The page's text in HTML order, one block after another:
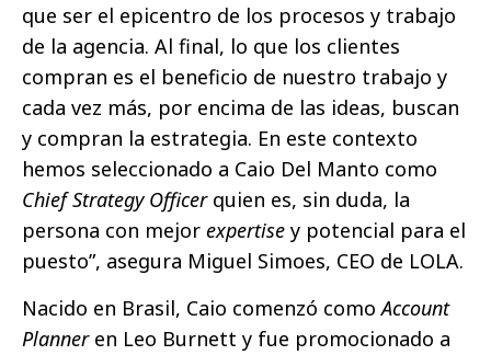
que ser el epicentro de los procesos y trabajo
de la agencia. Al final, lo que los clientes
compran es el beneficio de nuestro trabajo y
cada vez más, por encima de las ideas, buscan
y compran la estrategia. En este contexto
hemos seleccionado a Caio Del Manto como
Chief Strategy Officerquien es, sin duda, la
persona con mejor expertise y potencial para el
puesto”, asegura Miguel Simoes, CEO de LOLA.
Nacido en Brasil, Caio comenzó comoAccount
Planneren Leo Burnett y fue promocionado a